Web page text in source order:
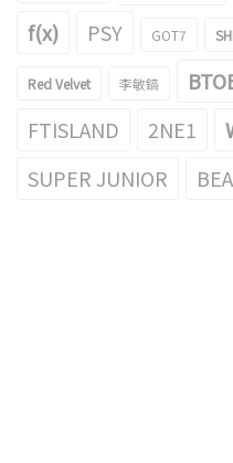
f(x) PSY GOT7
Red Velvet 李敏鎬
FTISLAND
2NE1
SUPER JUNIOR